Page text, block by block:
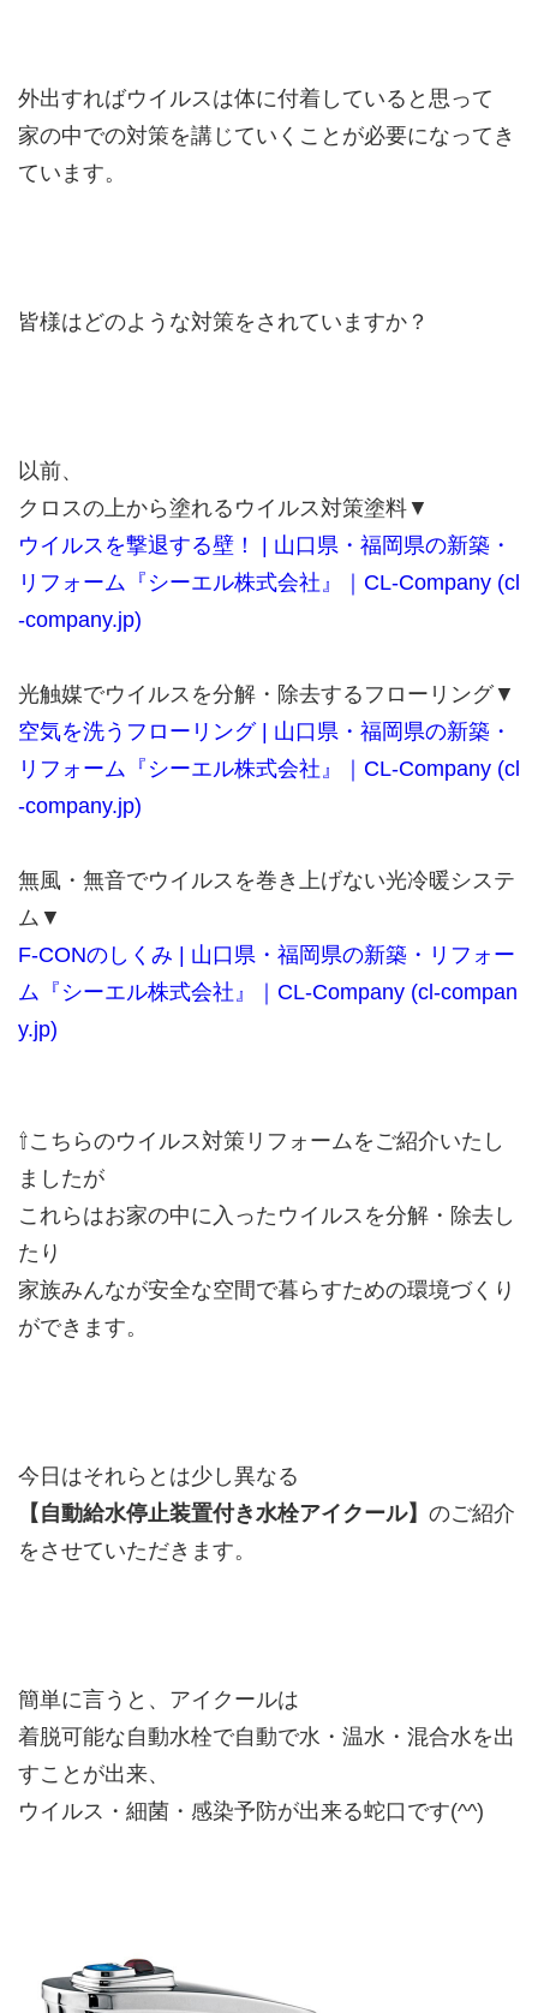
外出すればウイルスは体に付着していると思って
家の中での対策を講じていくことが必要になってき
ています。
皆様はどのような対策をされていますか？
以前、
クロスの上から塗れるウイルス対策塗料▼
ウイルスを撃退する壁！ | 山口県・福岡県の新築・
リフォーム『シーエル株式会社』｜CL-Company (cl
-company.jp)
光触媒でウイルスを分解・除去するフローリング▼
空気を洗うフローリング | 山口県・福岡県の新築・
リフォーム『シーエル株式会社』｜CL-Company (cl
-company.jp)
無風・無音でウイルスを巻き上げない光冷暖システ
ム▼
F-CONのしくみ | 山口県・福岡県の新築・リフォー
ム『シーエル株式会社』｜CL-Company (cl-compan
y.jp)
⇧こちらのウイルス対策リフォームをご紹介いたし
ましたが
これらはお家の中に入ったウイルスを分解・除去し
たり
家族みんなが安全な空間で暮らすための環境づくり
ができます。
今日はそれらとは少し異なる
【自動給水停止装置付き水栓アイクール】 のご紹介
をさせていただきます。
簡単に言うと、アイクールは
着脱可能な自動水栓で自動で水・温水・混合水を出
すことが出来、
ウイルス・細菌・感染予防が出来る蛇口です(^^)